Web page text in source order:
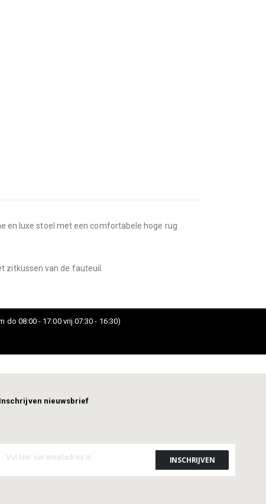
en luxe stoel met een comfortabele hoge rug
van de fauteuil.
do 08:00 - 17:00 vrij 07:30 - 16:30)
Inschrijven nieuwsbrief